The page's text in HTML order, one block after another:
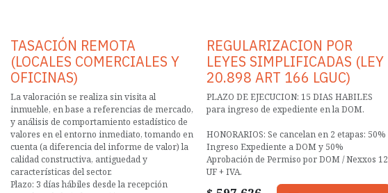
TASACIÓN REMOTA
(LOCALES COMERCIALES Y
OFICINAS)
La valoración se realiza sin visita al
inmueble, en base a referencias de mercado,
y análisis de comportamiento estadístico de
valores en el entorno inmediato, tomando en
cuenta (a diferencia del informe de valor) la
calidad constructiva, antiguedad y
características del sector.
Plazo: 3 días hábiles desde la recepción
REGULARIZACION POR
LEYES SIMPLIFICADAS (LEY
20.898 ART 166 LGUC)
PLAZO DE EJECUCION: 15 DIAS HABILES
para ingreso de expediente en la DOM.
HONORARIOS: Se cancelan en 2 etapas: 50%
Ingreso Expediente a DOM y 50%
Aprobación de Permiso por DOM / Nexxos 12
UF + IVA.